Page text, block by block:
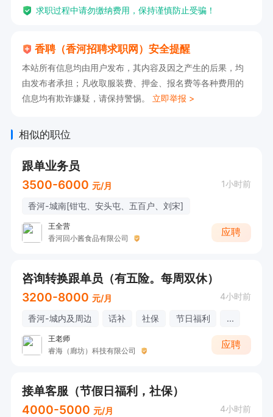
求职过程中请勿缴纳费用，保持谨慎防止受骗！
香聘（香河招聘求职网）安全提醒
本站所有信息均由用户发布，其内容及因之产生的后果，均
由发布者承担；凡收取服装费、押金、报名费等各种费用的
信息均有欺诈嫌疑，请保持警惕。 立即举报 >
相似的职位
跟单业务员
3500-6000 元/月 1小时前
香河-城南[钳屯、安头屯、五百户、刘宋]
王全营
香河回小酱食品有限公司
应聘
咨询转换跟单员（有五险。每周双休）
3200-8000 元/月 4小时前
香河-城内及周边 话补 社保 节日福利 ...
王老师
睿海（廊坊）科技有限公司
应聘
接单客服（节假日福利，社保）
4000-5000 元/月 4小时前